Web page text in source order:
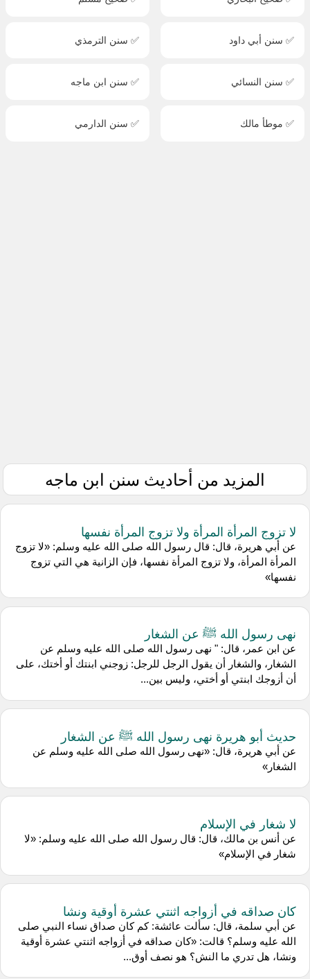
✅ سنن أبي داود ✅ سنن الترمذي
✅ سنن النسائي ✅ سنن ابن ماجه
✅ موطأ مالك ✅ سنن الدارمي
المزيد من أحاديث سنن ابن ماجه
لا تزوج المرأة المرأة ولا تزوج المرأة نفسها
عن أبي هريرة، قال: قال رسول الله صلى الله عليه وسلم: «لا تزوج
المرأة المرأة، ولا تزوج المرأة نفسها، فإن الزانية هي التي تزوج
نفسها»
نهى رسول الله ﷺ عن الشغار
عن ابن عمر، قال: " نهى رسول الله صلى الله عليه وسلم عن
الشغار، والشغار أن يقول الرجل للرجل: زوجني ابنتك أو أختك، على
أن أزوجك ابنتي أو أختي، وليس بين...
حديث أبو هريرة نهى رسول الله ﷺ عن الشغار
عن أبي هريرة، قال: «نهى رسول الله صلى الله عليه وسلم عن
الشغار»
لا شغار في الإسلام
عن أنس بن مالك، قال: قال رسول الله صلى الله عليه وسلم: «لا
شغار في الإسلام»
كان صداقه في أزواجه اثنتي عشرة أوقية ونشا
عن أبي سلمة، قال: سألت عائشة: كم كان صداق نساء النبي صلى
الله عليه وسلم؟ قالت: «كان صداقه في أزواجه اثنتي عشرة أوقية
ونشا، هل تدري ما النش؟ هو نصف أوق...